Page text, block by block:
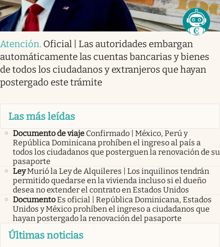
Atención. Oficial | Las autoridades embargan
automáticamente las cuentas bancarias y bienes
de todos los ciudadanos y extranjeros que hayan
postergado este trámite
Las más leídas
Documento de viaje Confirmado | México, Perú y
República Dominicana prohíben el ingreso al país a
todos los ciudadanos que posterguen la renovación de su
pasaporte
LeyMurió la Ley de Alquileres | Los inquilinos tendrán
permitido quedarse en la vivienda incluso si el dueño
desea no extender el contrato en Estados Unidos
DocumentoEs oficial | República Dominicana, Estados
Unidos y México prohíben el ingreso a ciudadanos que
hayan postergado la renovación del pasaporte
Últimas noticias